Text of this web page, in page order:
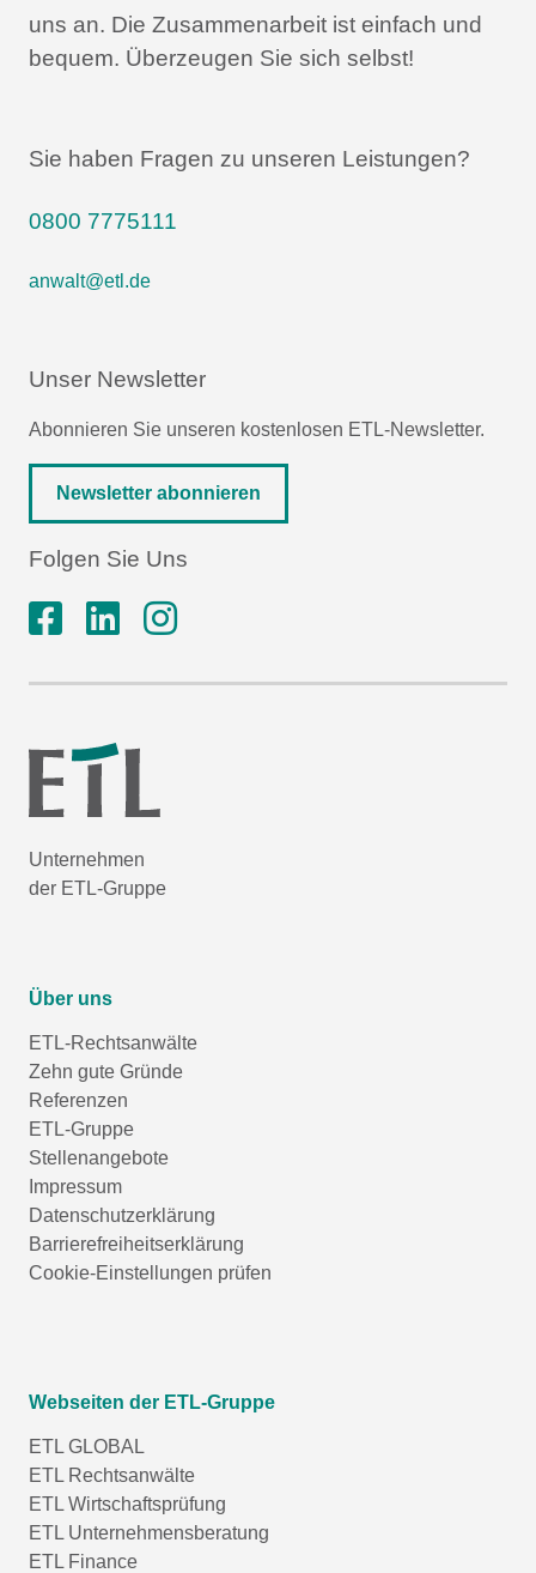
uns an. Die Zusammenarbeit ist einfach und
bequem. Überzeugen Sie sich selbst!
Sie haben Fragen zu unseren Leistungen?
0800 7775111
anwalt@etl.de
Unser Newsletter
Abonnieren Sie unseren kostenlosen ETL-Newsletter.
Newsletter abonnieren
Folgen Sie Uns
Unternehmen
der ETL-Gruppe
Über uns
ETL-Rechtsanwälte
Zehn gute Gründe
Referenzen
ETL-Gruppe
Stellenangebote
Impressum
Datenschutzerklärung
Barrierefreiheitserklärung
Cookie-Einstellungen prüfen
Webseiten der ETL-Gruppe
ETL GLOBAL
ETL Rechtsanwälte
ETL Wirtschaftsprüfung
ETL Unternehmensberatung
ETL Finance